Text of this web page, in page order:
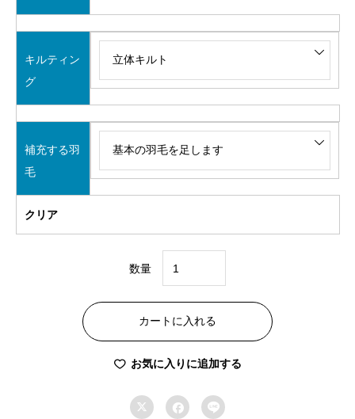
キルティン
グ
補充する羽
毛
クリア
数量
価
②
コ
ー
キ
カートに入れる
お気に入りに追加する
  